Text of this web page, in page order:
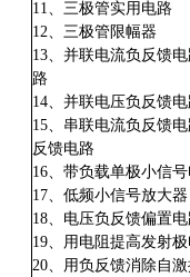
11、三极管实用电路
12、三极管限幅器
13、并联电流负反馈
路
14、并联电压负反馈
15、串联电流负反馈
反馈电路
16、带负载单极小信
17、低频小信号放大器
18、电压负反馈偏置
19、用电阻提高发射
20、用负反馈消除自